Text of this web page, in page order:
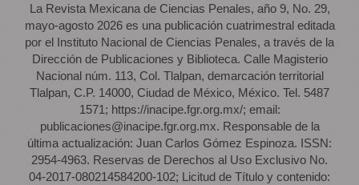
La Revista Mexicana de Ciencias Penales, año 9, No. 29,
mayo-agosto 2026 es una publicación cuatrimestral editada
por el Instituto Nacional de Ciencias Penales, a través de la
Dirección de Publicaciones y Biblioteca. Calle Magisterio
Nacional núm. 113, Col. Tlalpan, demarcación territorial
Tlalpan, C.P. 14000, Ciudad de México, México. Tel. 5487
1571; https://inacipe.fgr.org.mx/; email:
publicaciones@inacipe.fgr.org.mx. Responsable de la
última actualización: Juan Carlos Gómez Espinoza. ISSN:
2954-4963. Reservas de Derechos al Uso Exclusivo No.
04-2017-080214584200-102; Licitud de Título y contenido: